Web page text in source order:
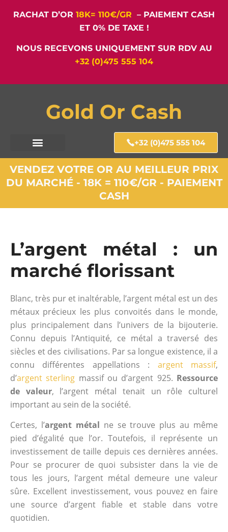
RACHAT D’OR 18K= 110€/GR – PAIEMENT CASH
ET 0% DE TAXE !
NOUS RECEVONS UNIQUEMENT SUR RDV AU
+32 (0)475 555 104
Gold Or Cash
+32 (0)475 555 104
VENDEZ VOTRE OR AU MEILLEUR PRIX
DU MARCHÉ - 18K = 110€/GR - PAIEMENT
CASH
L’argent métal : un
marché florissant
Blanc, très pur et inaltérable, l’argent métal est un des
métaux précieux les plus convoités dans le monde,
plus principalement dans l’univers de la bijouterie.
Connu depuis l’Antiquité, ce métal a traversé des
siècles et des civilisations. Par sa longue existence, il a
connu différentes appellations : argent massif,
d’argent sterling massif ou d’argent 925. Ressource
de valeur, l’argent métal tenait un rôle culturel
important au sein de la société.
Certes, l’argent métal ne se trouve plus au même
pied d’égalité que l’or. Toutefois, il représente un
investissement de taille depuis ces dernières années.
Pour se procurer de quoi subsister dans la vie de
tous les jours, l’argent métal demeure une valeur
sûre. Excellent investissement, vous pouvez en faire
une source d’argent fiable et stable dans votre
quotidien.